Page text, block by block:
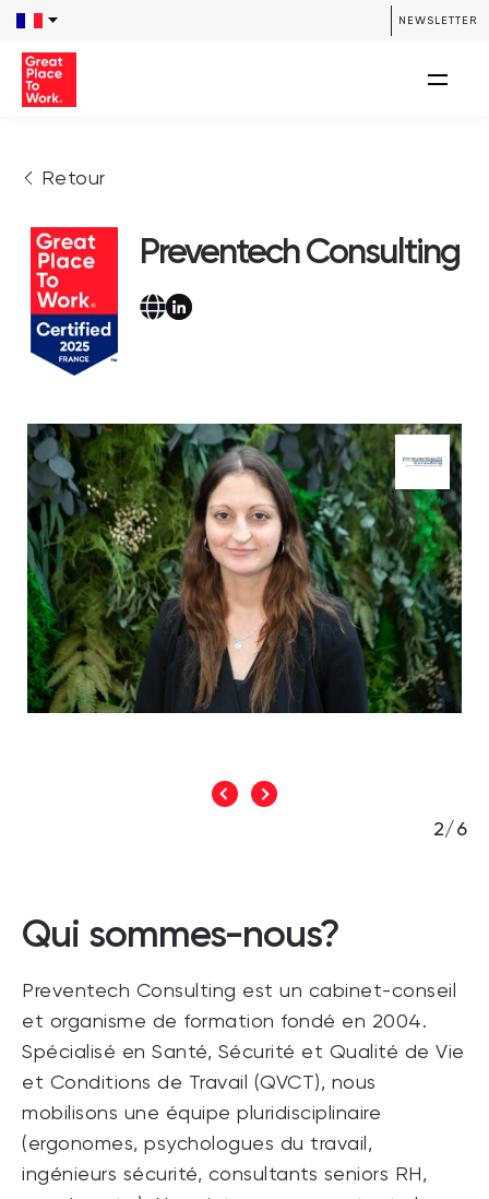
NEWSLETTER
Retour
Preventech Consulting
2/6
Qui sommes-nous?
Preventech Consulting est un cabinet-conseil
et organisme de formation fondé en 2004.
Spécialisé en Santé, Sécurité et Qualité de Vie
et Conditions de Travail (QVCT), nous
mobilisons une équipe pluridisciplinaire
(ergonomes, psychologues du travail,
ingénieurs sécurité, consultants seniors RH,